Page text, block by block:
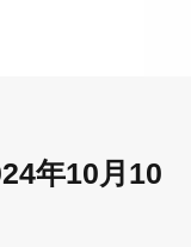
年10月10